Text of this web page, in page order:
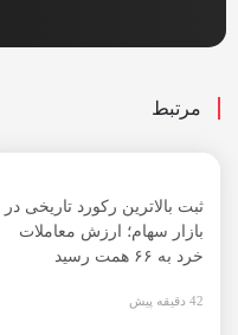
مرتبط
ثبت بالاترین رکورد تاریخی در
بازار سهام؛ ارزش معاملات
خرد به ۶۶ همت رسید
42 دقیقه پیش